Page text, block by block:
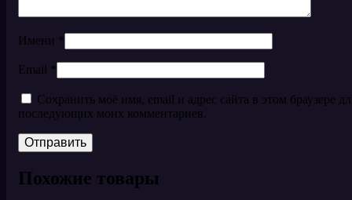
Имени *
Email *
Сохранить моё имя, email и адрес сайта в этом браузере
последующих моих комментариев.
Похожие товары